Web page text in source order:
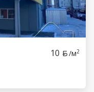
10 /м2